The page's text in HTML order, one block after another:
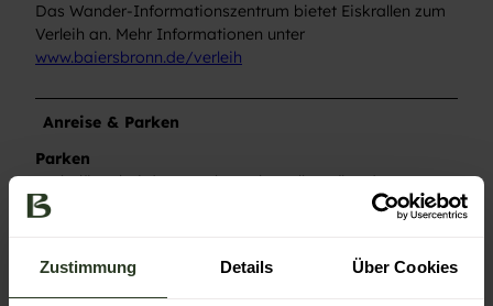
Zustimmung Details Über Cookies
Das Wander-Informationszentrum bietet Eiskrallen zum
Verleih an. Mehr Informationen unter
www.baiersbronn.de/verleih
Anreise & Parken
Parken
Parkplätze bei den S-Bahn Haltestellen Röt oder
Heselbach
S-Bahnhaltestelle Heselbach